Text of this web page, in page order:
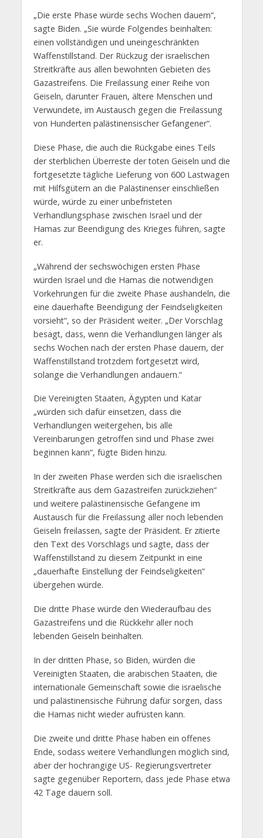
„Die erste Phase würde sechs Wochen dauern“,
sagte Biden. „Sie würde Folgendes beinhalten:
einen vollständigen und uneingeschränkten
Waffenstillstand. Der Rückzug der israelischen
Streitkräfte aus allen bewohnten Gebieten des
Gazastreifens. Die Freilassung einer Reihe von
Geiseln, darunter Frauen, ältere Menschen und
Verwundete, im Austausch gegen die Freilassung
von Hunderten palästinensischer Gefangener“.
Diese Phase, die auch die Rückgabe eines Teils
der sterblichen Überreste der toten Geiseln und die
fortgesetzte tägliche Lieferung von 600 Lastwagen
mit Hilfsgütern an die Palästinenser einschließen
würde, würde zu einer unbefristeten
Verhandlungsphase zwischen Israel und der
Hamas zur Beendigung des Krieges führen, sagte
er.
„Während der sechswöchigen ersten Phase
würden Israel und die Hamas die notwendigen
Vorkehrungen für die zweite Phase aushandeln, die
eine dauerhafte Beendigung der Feindseligkeiten
vorsieht“, so der Präsident weiter. „Der Vorschlag
besagt, dass, wenn die Verhandlungen länger als
sechs Wochen nach der ersten Phase dauern, der
Waffenstillstand trotzdem fortgesetzt wird,
solange die Verhandlungen andauern.“
Die Vereinigten Staaten, Ägypten und Katar
„würden sich dafür einsetzen, dass die
Verhandlungen weitergehen, bis alle
Vereinbarungen getroffen sind und Phase zwei
beginnen kann“, fügte Biden hinzu.
In der zweiten Phase werden sich die israelischen
Streitkräfte aus dem Gazastreifen zurückziehen“
und weitere palästinensische Gefangene im
Austausch für die Freilassung aller noch lebenden
Geiseln freilassen, sagte der Präsident. Er zitierte
den Text des Vorschlags und sagte, dass der
Waffenstillstand zu diesem Zeitpunkt in eine
„dauerhafte Einstellung der Feindseligkeiten“
übergehen würde.
Die dritte Phase würde den Wiederaufbau des
Gazastreifens und die Rückkehr aller noch
lebenden Geiseln beinhalten.
In der dritten Phase, so Biden, würden die
Vereinigten Staaten, die arabischen Staaten, die
internationale Gemeinschaft sowie die israelische
und palästinensische Führung dafür sorgen, dass
die Hamas nicht wieder aufrüsten kann.
Die zweite und dritte Phase haben ein offenes
Ende, sodass weitere Verhandlungen möglich sind,
aber der hochrangige US- Regierungsvertreter
sagte gegenüber Reportern, dass jede Phase etwa
42 Tage dauern soll.